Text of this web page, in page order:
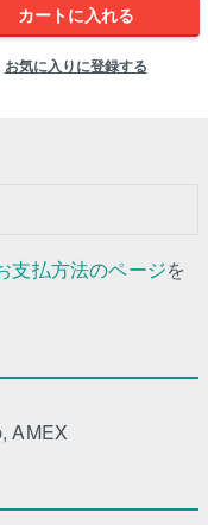
カートに入れる
お気に入りに登録する
支払方法のページを
AMEX